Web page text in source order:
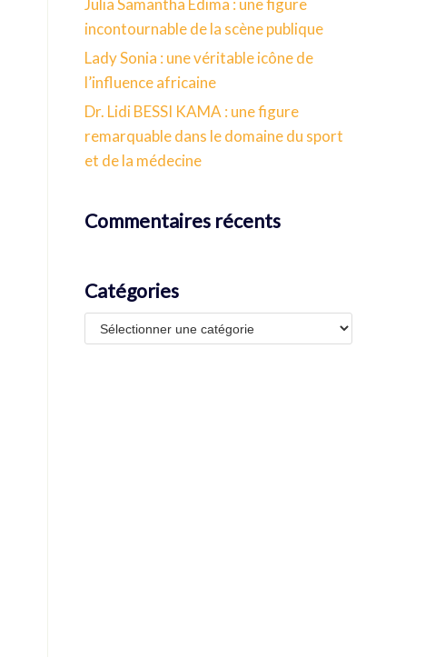
Julia Samantha Edima : une figure
incontournable de la scène publique
Lady Sonia : une véritable icône de
l’influence africaine
Dr. Lidi BESSI KAMA : une figure
remarquable dans le domaine du sport
et de la médecine
Commentaires récents
Catégories